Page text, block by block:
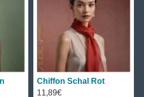
Chiffon Schal Rot
11,89€